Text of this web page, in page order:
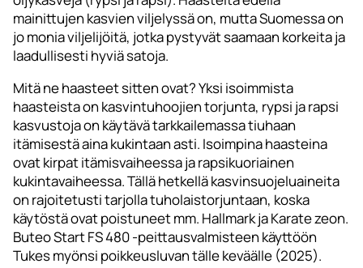
mainittujen kasvien viljelyssä on, mutta Suomessa on
jo monia viljelijöitä, jotka pystyvät saamaan korkeita ja
laadullisesti hyviä satoja.
Mitä ne haasteet sitten ovat? Yksi isoimmista
haasteista on kasvintuhoojien torjunta, rypsi ja rapsi
kasvustoja on käytävä tarkkailemassa tiuhaan
itämisestä aina kukintaan asti. Isoimpina haasteina
ovat kirpat itämisvaiheessa ja rapsikuoriainen
kukintavaiheessa. Tällä hetkellä kasvinsuojeluaineita
on rajoitetusti tarjolla tuholaistorjuntaan, koska
käytöstä ovat poistuneet mm. Hallmark ja Karate zeon.
Buteo Start FS 480 -peittausvalmisteen käyttöön
Tukes myönsi poikkeusluvan tälle keväälle (2025).